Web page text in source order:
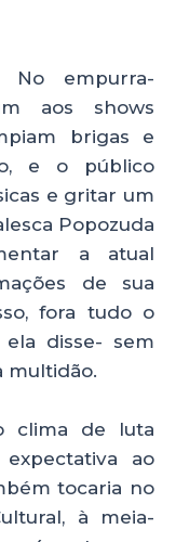
No empurra-
aos shows
brigas e
e o público
e gritar um
Popozuda
a atual
de sua
fora tudo o
disse- sem
multidão.
clima de luta
ao
tocaria no
à meia-